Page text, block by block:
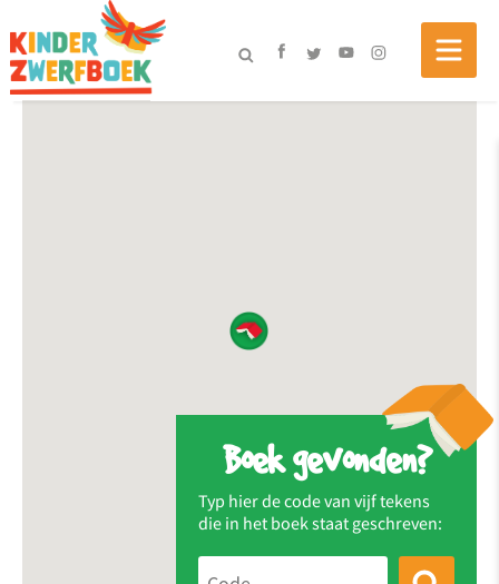
Boek gevonden?
Typ hier de code van vijf tekens
die in het boek staat geschreven: